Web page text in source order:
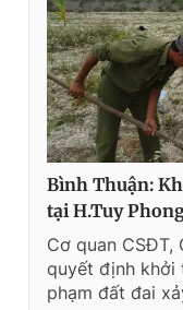
Bình Thuận:
tại H.Tuy
Cơ quan CSĐT,
quyết định khởi
phạm đất đai